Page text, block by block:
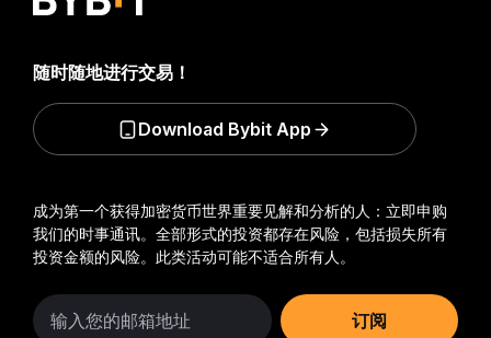
成为第一个获得加密货币世界重要见解和分析的人：立即申购
我们的时事通讯。 全部形式的投资都存在风险，包括损失所有
投资金额的风险。此类活动可能不适合所有人。
订阅
随时随地进行交易！
Download Bybit App